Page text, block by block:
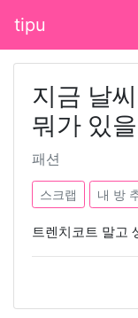
tipu
지금 날
뭐가 있
패션
스크랩 내 방
트렌치코트 말고